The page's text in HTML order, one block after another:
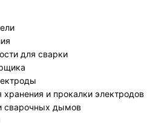
для сварки
и прокалки электродов
сварочных дымов